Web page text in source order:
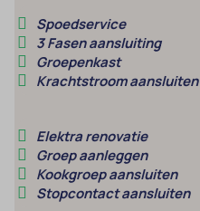
Spoedservice
3 Fasen aansluiting
Groepenkast
Krachtstroom aansluiten
Elektra renovatie
Groep aanleggen
Kookgroep aansluiten
Stopcontact aansluiten
et-editor-available-post-*
et-pb-recent-items-colors
et-pb-recent-items-font_family
googtrans
gt_auto_switch
amp_*
av_lang
av_tunnel
borlabs-cookie
cato_fw_inet
cb-enabled